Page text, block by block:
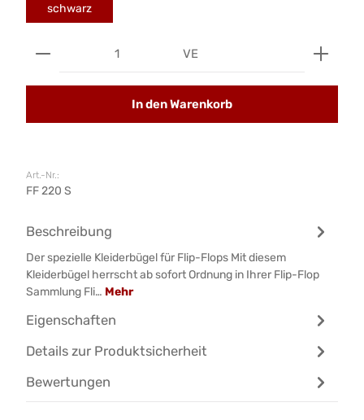
schwarz
Produkt Anzahl: Gib den gewünschten Wert
VE
In den Warenkorb
Art.-Nr.:
FF 220 S
Beschreibung
Der spezielle Kleiderbügel für Flip-Flops Mit diesem
Kleiderbügel herrscht ab sofort Ordnung in Ihrer Flip-Flop
Sammlung Fli… Mehr
Eigenschaften
Details zur Produktsicherheit
Bewertungen